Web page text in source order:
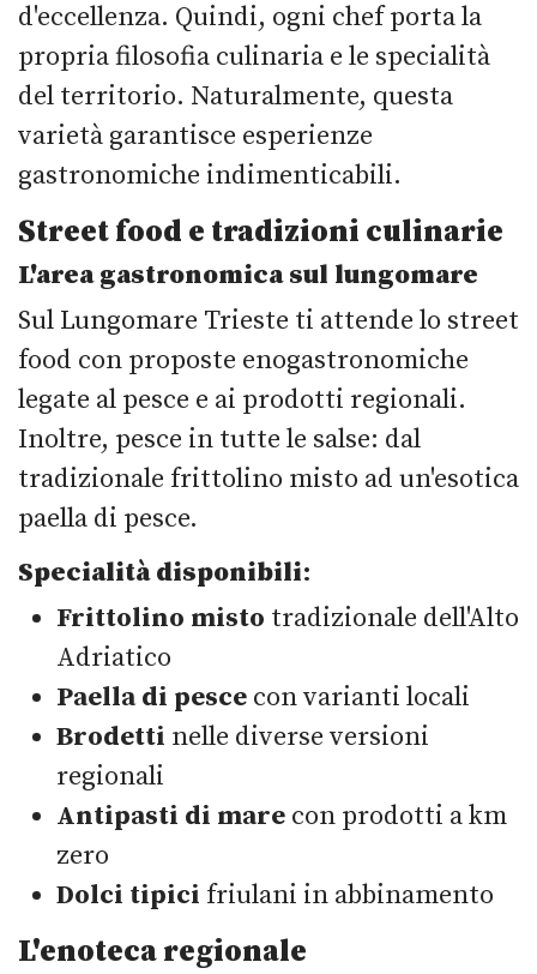
d'eccellenza. Quindi, ogni chef porta la
propria filosofia culinaria e le specialità
del territorio. Naturalmente, questa
varietà garantisce esperienze
gastronomiche indimenticabili.
Street food e tradizioni culinarie
L'area gastronomica sul lungomare
Sul Lungomare Trieste ti attende lo street
food con proposte enogastronomiche
legate al pesce e ai prodotti regionali.
Inoltre, pesce in tutte le salse: dal
tradizionale frittolino misto ad un'esotica
paella di pesce.
Specialità disponibili:
Frittolino misto tradizionale dell'Alto
Adriatico
Paella di pesce con varianti locali
Brodetti nelle diverse versioni
regionali
Antipasti di mare con prodotti a km
zero
Dolci tipici friulani in abbinamento
L'enoteca regionale